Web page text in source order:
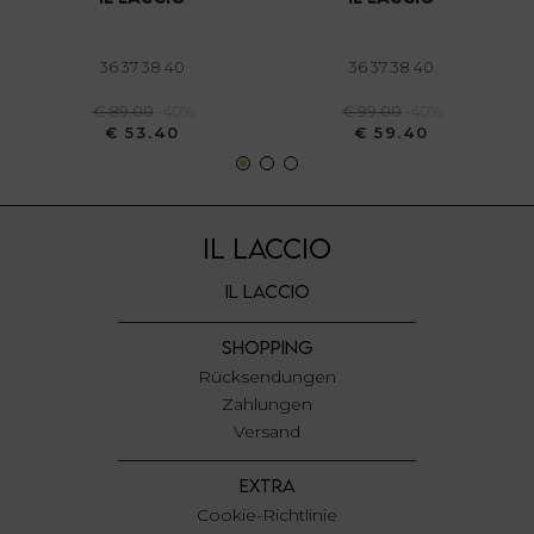
annunci, per fornire funzionalità dei social media e per
informazioni sul modo in cui utilizza il nostro sito con i
pubblicità e social media, i quali potrebbero combinarle
con altre informazioni che ha fornito loro o che hanno
36 37 38 40
€ 89.00
-40%
€ 53.40
36 37 38 40
€ 99.00
-40%
€ 59.40
IL LACCIO
IL LACCIO
SHOPPING
Rücksendungen
Zahlungen
Versand
EXTRA
Cookie-Richtlinie